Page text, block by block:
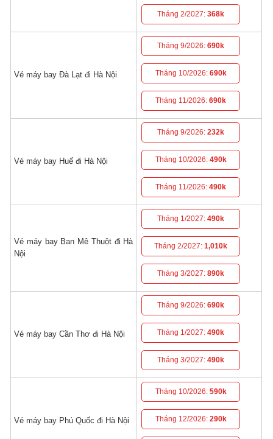
Tháng 2/2027:368k
Vé máy bay Đà Lạt đi Hà Nội
Tháng 9/2026:690k
Tháng 10/2026: 690k
Tháng 11/2026:690k
Vé máy bay Huế đi Hà Nội
Tháng 9/2026:232k
Tháng 10/2026: 490k
Tháng 11/2026:490k
Vé máy bay Ban Mê Thuột đi Hà
Nội
Tháng 1/2027:490k
Tháng 2/2027:1,010k
Tháng 3/2027:890k
Vé máy bay Cần Thơ đi Hà Nội
Tháng 9/2026:690k
Tháng 1/2027:490k
Tháng 3/2027:490k
Vé máy bay Phú Quốc đi Hà Nội
Tháng 10/2026: 590k
Tháng 12/2026: 290k